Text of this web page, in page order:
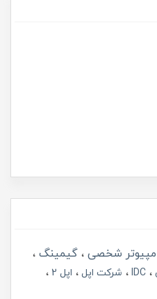
شخصی
گیمینگ
IDC شرکت اپل
اپل 2